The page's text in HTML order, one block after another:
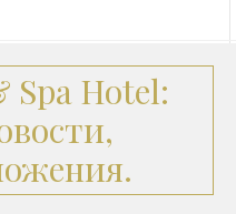
Spa Hotel: